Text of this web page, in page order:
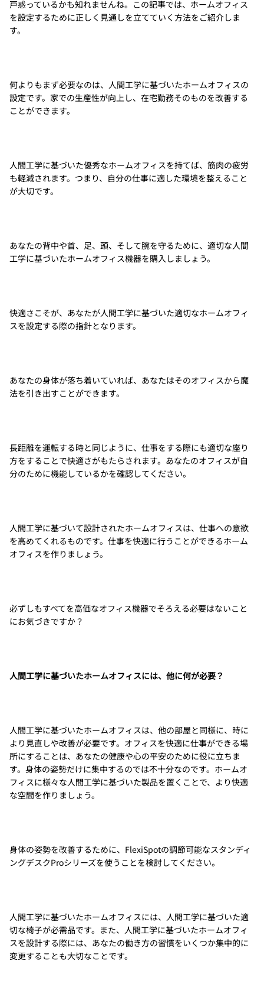
戸惑っているかも知れませんね。この記事では、ホームオフィス
を設定するために正しく見通しを立てていく方法をご紹介しま
す。
何よりもまず必要なのは、人間工学に基づいたホームオフィスの
設定です。家での生産性が向上し、在宅勤務そのものを改善する
ことができます。
人間工学に基づいた優秀なホームオフィスを持てば、筋肉の疲労
も軽減されます。つまり、自分の仕事に適した環境を整えること
が大切です。
あなたの背中や首、足、頭、そして腕を守るために、適切な人間
工学に基づいたホームオフィス機器を購入しましょう。
快適さこそが、あなたが人間工学に基づいた適切なホームオフィ
スを設定する際の指針となります。
あなたの身体が落ち着いていれば、あなたはそのオフィスから魔
法を引き出すことができます。
長距離を運転する時と同じように、仕事をする際にも適切な座り
方をすることで快適さがもたらされます。あなたのオフィスが自
分のために機能しているかを確認してください。
人間工学に基づいて設計されたホームオフィスは、仕事への意欲
を高めてくれるものです。仕事を快適に行うことができるホーム
オフィスを作りましょう。
必ずしもすべてを高価なオフィス機器でそろえる必要はないこと
にお気づきですか？
人間工学に基づいたホームオフィスには、他に何が必要？
人間工学に基づいたホームオフィスは、他の部屋と同様に、時に
より見直しや改善が必要です。オフィスを快適に仕事ができる場
所にすることは、あなたの健康や心の平安のために役に立ちま
す。身体の姿勢だけに集中するのでは不十分なのです。ホームオ
フィスに様々な人間工学に基づいた製品を置くことで、より快適
な空間を作りましょう。
身体の姿勢を改善するために、FlexiSpotの調節可能なスタンディ
ングデスクProシリーズを使うことを検討してください。
人間工学に基づいたホームオフィスには、人間工学に基づいた適
切な椅子が必需品です。また、人間工学に基づいたホームオフィ
スを設計する際には、あなたの働き方の習慣をいくつか集中的に
変更することも大切なことです。